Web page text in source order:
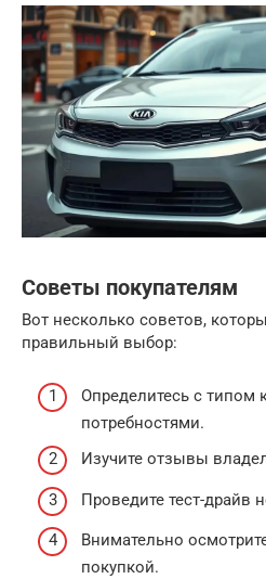
Советы покупателям
Вот несколько советов,
правильный выбор:
Определитесь с типом
потребностями.
Изучите отзывы
Проведите тест-драйв
Внимательно
покупкой.